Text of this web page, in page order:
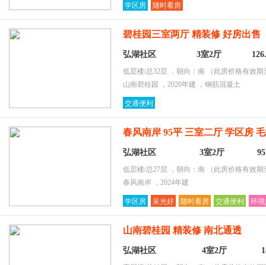
学区房 随时看房
碧桂园三室两厅 精装修 好房出售
弘湖社区 3室2厅
低层楼/总32层 ，朝向：南
（此房价格有效
山南碧桂园 ，2020年建 ，钢筋混凝土
交通便利
春风南岸 95平 三室二厅 学区房
弘湖社区 3室2厅
低层楼/总27层 ，朝向：南
（此房价格有效
春风南岸 ，2024年建
学区房 采光好 随时看房 交通便利 环
山南碧桂园 精装修 南北通透
弘湖社区 4室2厅